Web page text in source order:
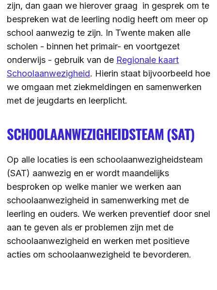
ZOEKEN
CONTACT
Contact
zijn, dan gaan we hierover graag in gesprek om te
bespreken wat de leerling nodig heeft om meer op
school aanwezig te zijn. In Twente maken alle
scholen - binnen het primair- en voortgezet
onderwijs - gebruik van de Regionale kaart
Schoolaanwezigheid. Hierin staat bijvoorbeeld hoe
we omgaan met ziekmeldingen en samenwerken
met de jeugdarts en leerplicht.
SCHOOLAANWEZIGHEIDSTEAM (SAT)
Op alle locaties is een schoolaanwezigheidsteam
(SAT) aanwezig en er wordt maandelijks
besproken op welke manier we werken aan
schoolaanwezigheid in samenwerking met de
leerling en ouders. We werken preventief door snel
aan te geven als er problemen zijn met de
schoolaanwezigheid en werken met positieve
acties om schoolaanwezigheid te bevorderen.